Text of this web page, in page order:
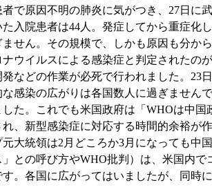
者で原因不明の肺炎に気がつき、27日に
入院患者は44人。発症してから重症化
ません。その規模で、しかも原因も分か
ウイルスによる感染症と判定されたの
などの作業が必死で行われました。23
な感染の広がりは各国数人に過ぎません
た。これでも米国政府は「WHOは中
、新型感染症に対応する時間的余裕が作
大統領は2月どころか3月になっても中
との呼び方やWHO批判）は、米国内
す。各国に広がってはいましたが、同時